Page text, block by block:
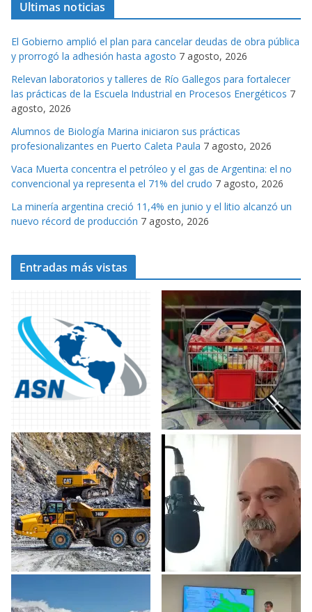
o
r
i
a
s
Ultimas noticias
El Gobierno amplió el plan para cancelar deudas de obra pública
y prorrogó la adhesión hasta agosto 7 agosto, 2026
Relevan laboratorios y talleres de Río Gallegos para fortalecer
las prácticas de la Escuela Industrial en Procesos Energéticos 7
agosto, 2026
Alumnos de Biología Marina iniciaron sus prácticas
profesionalizantes en Puerto Caleta Paula 7 agosto, 2026
Vaca Muerta concentra el petróleo y el gas de Argentina: el no
convencional ya representa el 71% del crudo 7 agosto, 2026
La minería argentina creció 11,4% en junio y el litio alcanzó un
nuevo récord de producción 7 agosto, 2026
Entradas más vistas